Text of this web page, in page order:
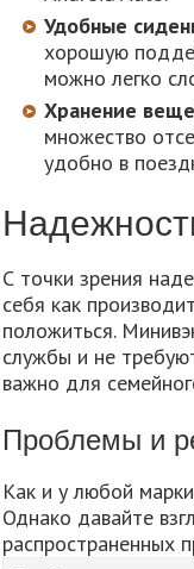
Удобные
хорошую
можно легко
Хранение
множество
удобно в
С точки зрения
себя как
положиться.
службы и не
важно для
Проблемы и
Как и у любой
Однако давайте
распространенных